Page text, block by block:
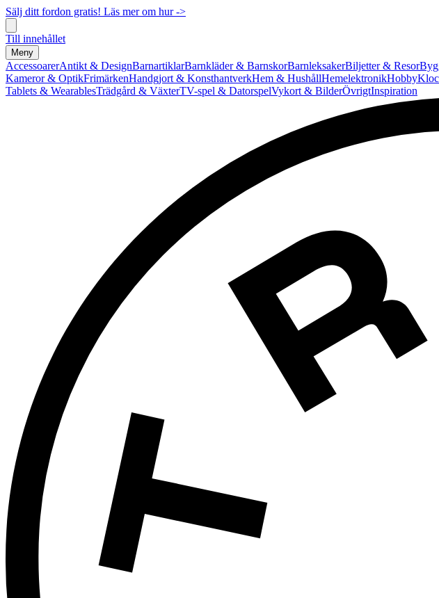
Sälj ditt fordon gratis! Läs mer om hur ->
Till innehållet
Meny
AccessoarerAntikt & DesignBarnartiklarBarnkläder & BarnskorBarnleksakerBiljetter & Resor
Kameror & OptikFrimärkenHandgjort & KonsthantverkHem & HushållHemelektronikHobby
Tablets & WearablesTrädgård & VäxterTV-spel & DatorspelVykort & BilderÖvrigtInspiration